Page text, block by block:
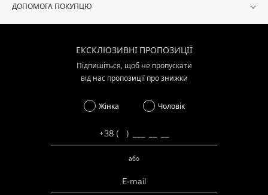
ДОПОМОГА ПОКУПЦЮ
ЕКСКЛЮЗИВНІ ПРОПОЗИЦІЇ
Підпишіться, щоб не пропускати
від нас пропозиції про знижки
Жінка Чоловік
або